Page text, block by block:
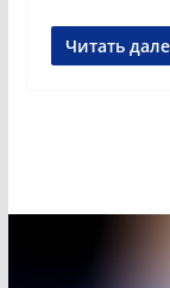
Читать